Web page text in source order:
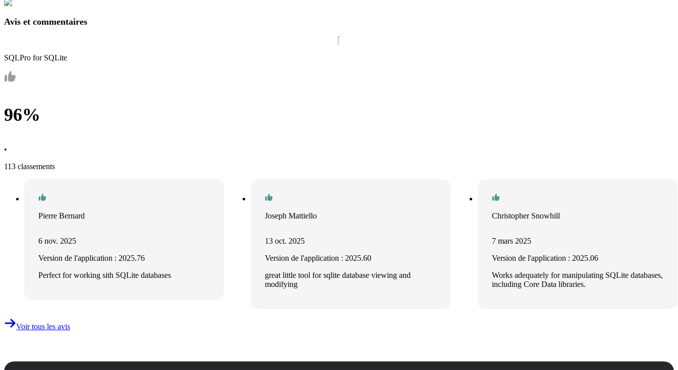
Avis et commentaires
SQLPro for SQLite
96%
•
113 classements
Pierre Bernard
6 nov. 2025
Version de l'application : 2025.76
Perfect for working sith SQLite databases
Joseph Mattiello
13 oct. 2025
Version de l'application : 2025.60
great little tool for sqlite database viewing and
modifying
Christopher Snowhill
7 mars 2025
Version de l'application : 2025.06
Works adequately for manipulating SQLite databases,
including Core Data libraries.
Voir tous les avis